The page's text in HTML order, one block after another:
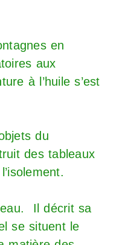
en
aux
à l’huile s’est
du
des tableaux
Il décrit sa
se situent le